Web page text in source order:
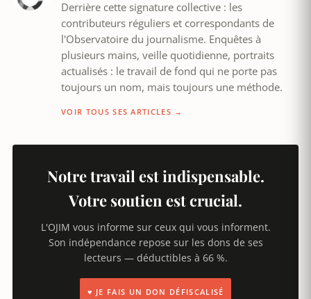
Derrière cette signature collective : les
contributeurs réguliers et correspondants de
l'Observatoire du journalisme. Enquêtes à
plusieurs mains, veille quotidienne, portraits
actualisés : le travail de fond qui ne porte pas
toujours un nom, mais toujours une méthode.
VOIR TOUS SES ARTICLES →
Notre travail est indispensable.
Votre soutien est crucial.
L'OJIM vous informe sur ceux qui vous informent.
Son indépendance repose sur les dons de ses
lecteurs — déductibles à 66 %.
♥ JE FAIS UN DON DÉFISCALISÉ